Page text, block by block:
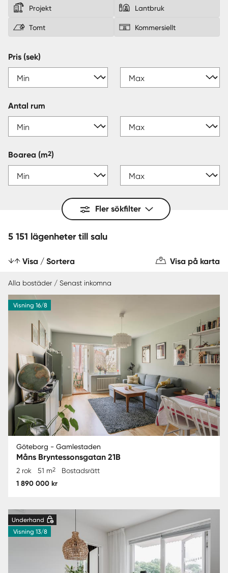
Projekt Lantbruk
Tomt Kommersiellt
Pris (sek)
Antal rum
Boarea (m2)
Fler sökfilter
5 151 lägenheter till salu
Visa / Sortera Visa på karta
Alla bostäder / Senast inkomna
Visning 16/8
Göteborg - Gamlestaden
Måns Bryntessonsgatan 21B
2 rok 51 m2 Bostadsrätt
1 890 000 kr
Underhand
Visning 13/8